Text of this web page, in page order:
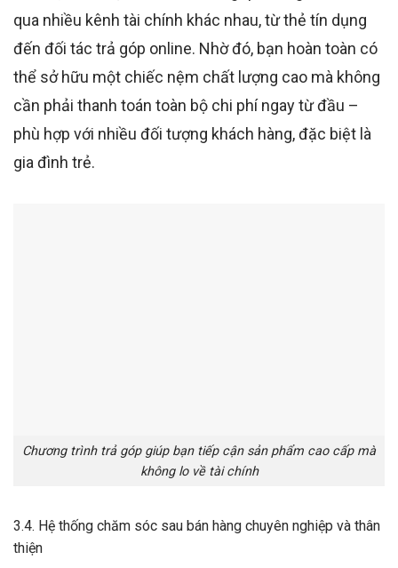
qua nhiều kênh tài chính khác nhau, từ thẻ tín dụng
đến đối tác trả góp online. Nhờ đó, bạn hoàn toàn có
thể sở hữu một chiếc nệm chất lượng cao mà không
cần phải thanh toán toàn bộ chi phí ngay từ đầu –
phù hợp với nhiều đối tượng khách hàng, đặc biệt là
gia đình trẻ.
Chương trình trả góp giúp bạn tiếp cận sản phẩm cao cấp mà
không lo về tài chính
3.4. Hệ thống chăm sóc sau bán hàng chuyên nghiệp và thân
thiện